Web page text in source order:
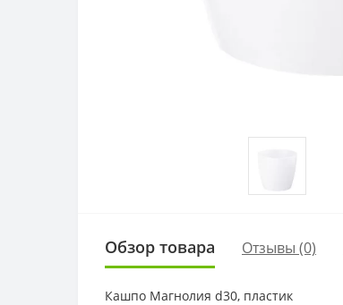
Обзор товара Отзывы (0)
Кашпо Магнолия d30, пластик